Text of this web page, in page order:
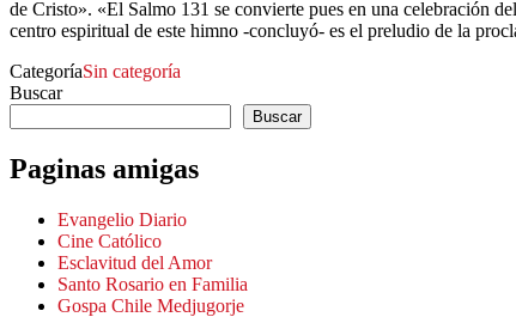
de Cristo». «El Salmo 131 se convierte pues en una celebración
centro espiritual de este himno -concluyó- es el preludio de la
CategoríaSin categoría
Buscar
Buscar
Paginas amigas
Evangelio Diario
Cine Católico
Esclavitud del Amor
Santo Rosario en Familia
Gospa Chile Medjugorje